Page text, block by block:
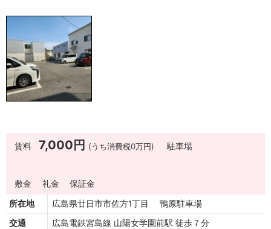
賃料 7,000円 (うち消費税0万円) 駐車場
敷金 礼金 保証金
所在地
広島県廿日市市佐方1丁目 鴨原駐車場
交通
広島電鉄宮島線 山陽女学園前駅 徒歩７分